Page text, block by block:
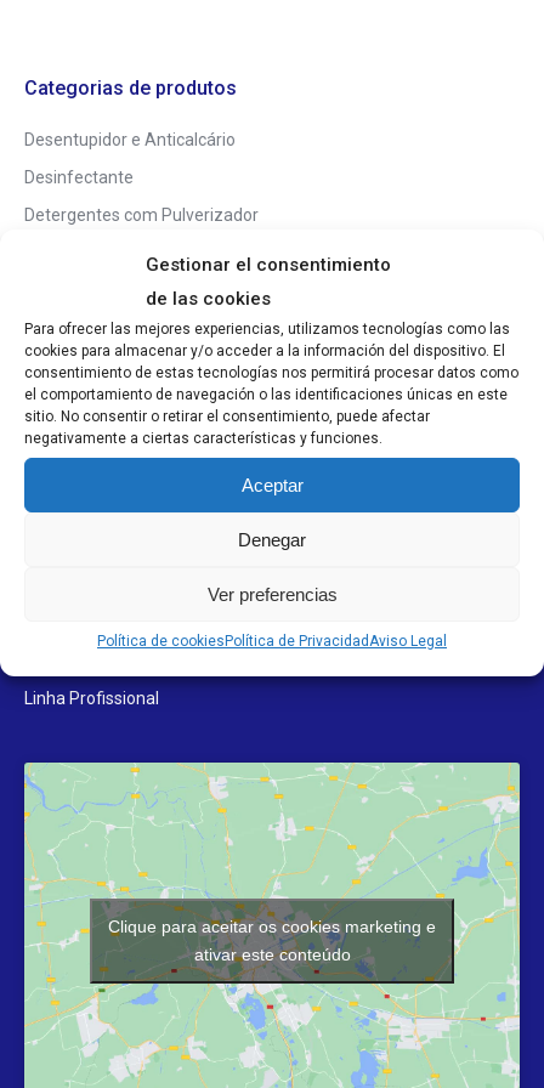
Gestionar el consentimiento
de las cookies
Para ofrecer las mejores experiencias, utilizamos tecnologías como las
cookies para almacenar y/o acceder a la información del dispositivo. El
consentimiento de estas tecnologías nos permitirá procesar datos como
el comportamiento de navegación o las identificaciones únicas en este
sitio. No consentir o retirar el consentimiento, puede afectar
negativamente a ciertas características y funciones.
Aceptar
Denegar
Ver preferencias
Política de cookies Política de PrivacidadAviso Legal
Não foram encontrados
produtos correspondentes à
sua pesquisa.
Categorias de produtos
Desentupidor e Anticalcário
Desinfectante
Detergentes com Pulverizador
Outros Detergentes
Produtos profissionais
Sem categoria
Linha Profissional
Clique para aceitar os cookies marketing e
ativar este conteúdo